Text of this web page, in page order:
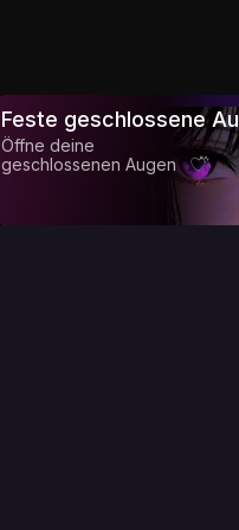
Feste geschlossene
Öffne deine
geschlossenen Augen